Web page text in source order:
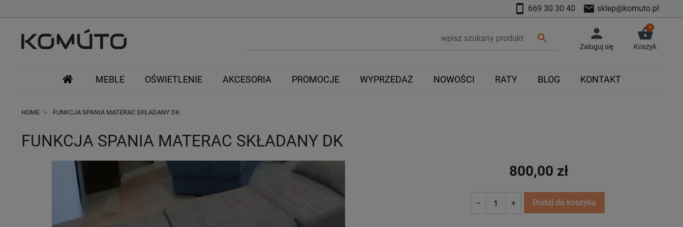
smartphone 669 30 30 40 mail sklep@komuto.pl
search person
Zaloguj się
shopping_basket
0
Koszyk
MEBLE OŚWIETLENIE AKCESORIA PROMOCJE WYPRZEDAŻ NOWOŚCI RATY BLOG KONTAKT
HOME FUNKCJA SPANIA MATERAC SKŁADANY DK
FUNKCJA SPANIA MATERAC SKŁADANY DK
800,00 zł
− + Dodaj do koszyka